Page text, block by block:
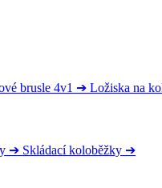
brusle 4v1 ➔ Ložiska na
➔ Skládací koloběžky ➔